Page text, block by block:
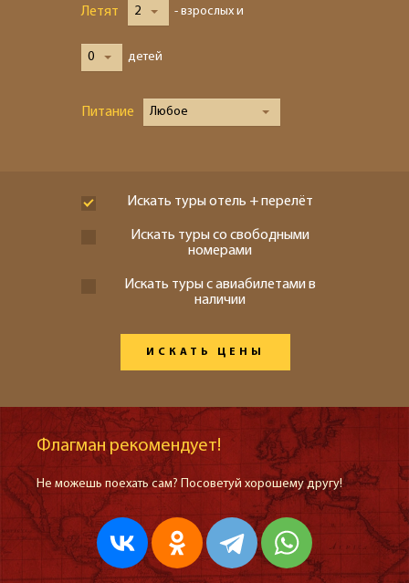
Летят 2 - взрослых и
0 детей
Питание Любое
Искать туры отель + перелёт
Искать туры со свободными
номерами
Искать туры с авиабилетами в
наличии
ИСКАТЬ ЦЕНЫ
Флагман рекомендует!
Не можешь поехать сам? Посоветуй хорошему другу!